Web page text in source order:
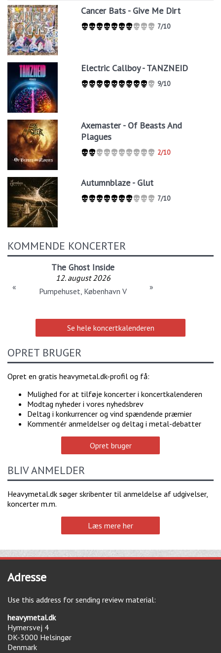
Cancer Bats - Give Me Dirt
7/10
Electric Callboy - TANZNEID
9/10
Axemaster - Of Beasts And
Plagues
2/10
Autumnblaze - Glut
7/10
KOMMENDE KONCERTER
The Ghost Inside
12. august 2026
Pumpehuset, København V
« »
Se hele koncertkalenderen
OPRET BRUGER
Opret en gratis heavymetal.dk-profil og få:
Mulighed for at tilføje koncerter i koncertkalenderen
Modtag nyheder i vores nyhedsbrev
Deltag i konkurrencer og vind spændende præmier
Kommentér anmeldelser og deltag i metal-debatter
Opret bruger
BLIV ANMELDER
Heavymetal.dk søger skribenter til anmeldelse af udgivelser,
koncerter m.m.
Læs mere her
Adresse
Use this address for sending review material:
heavymetal.dk
Hymersvej 4
DK-3000 Helsingør
Denmark